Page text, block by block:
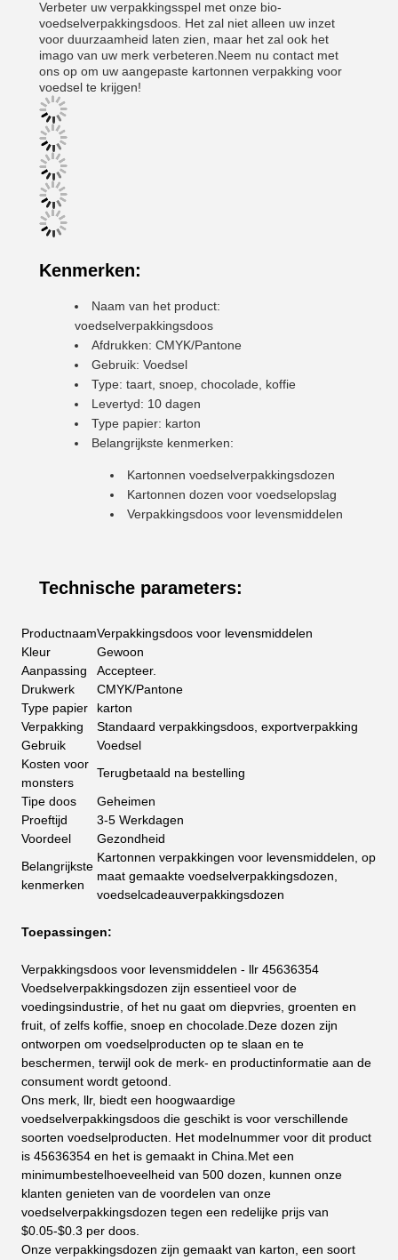
Verbeter uw verpakkingsspel met onze bio-
voedselverpakkingsdoos. Het zal niet alleen uw inzet
voor duurzaamheid laten zien, maar het zal ook het
imago van uw merk verbeteren.Neem nu contact met
ons op om uw aangepaste kartonnen verpakking voor
voedsel te krijgen!
Kenmerken:
Naam van het product:
voedselverpakkingsdoos
Afdrukken: CMYK/Pantone
Gebruik: Voedsel
Type: taart, snoep, chocolade, koffie
Levertyd: 10 dagen
Type papier: karton
Belangrijkste kenmerken:
Kartonnen voedselverpakkingsdozen
Kartonnen dozen voor voedselopslag
Verpakkingsdoos voor levensmiddelen
Technische parameters:
ProductnaamVerpakkingsdoos voor levensmiddelen
Kleur
Gewoon
Aanpassing
Accepteer.
Drukwerk
CMYK/Pantone
Type papier
karton
Verpakking
Standaard verpakkingsdoos, exportverpakking
Gebruik
Voedsel
Kosten voor
monsters
Terugbetaald na bestelling
Tipe doos
Geheimen
Proeftijd
3-5 Werkdagen
Voordeel
Gezondheid
Belangrijkste
kenmerken
Kartonnen verpakkingen voor levensmiddelen, op
maat gemaakte voedselverpakkingsdozen,
voedselcadeauverpakkingsdozen
Toepassingen:
Verpakkingsdoos voor levensmiddelen - llr 45636354
Voedselverpakkingsdozen zijn essentieel voor de
voedingsindustrie, of het nu gaat om diepvries, groenten en
fruit, of zelfs koffie, snoep en chocolade.Deze dozen zijn
ontworpen om voedselproducten op te slaan en te
beschermen, terwijl ook de merk- en productinformatie aan de
consument wordt getoond.
Ons merk, llr, biedt een hoogwaardige
voedselverpakkingsdoos die geschikt is voor verschillende
soorten voedselproducten. Het modelnummer voor dit product
is 45636354 en het is gemaakt in China.Met een
minimumbestelhoeveelheid van 500 dozen, kunnen onze
klanten genieten van de voordelen van onze
voedselverpakkingsdozen tegen een redelijke prijs van
$0.05-$0.3 per doos.
Onze verpakkingsdozen zijn gemaakt van karton, een soort